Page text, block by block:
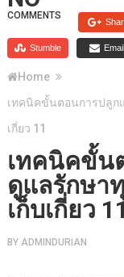
COMMENTS
Stumble Email
Home
เทคนิคขั้นตอนการปลูก
เกี่ยว 11
เทคนิคขั้น
ดูแลรักษา
เก็บเกี่ยว 11
BY ADMINDURIAN